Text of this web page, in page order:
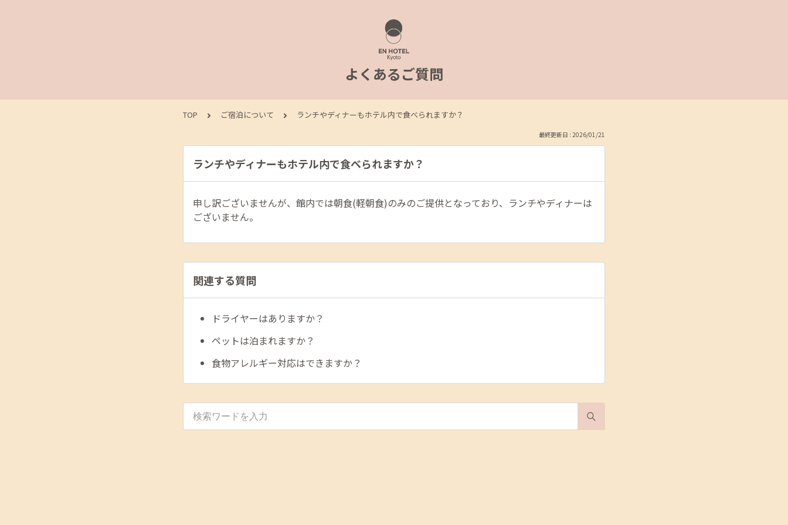
よくあるご質問
TOP ご宿泊について ランチやディナーもホテル内で食べられますか？
最終更新日 : 2026/01/21
ランチやディナーもホテル内で食べられますか？
申し訳ございませんが、館内では朝食(軽朝食)のみのご提供となっており、ランチやディナーは
ございません。
関連する質問
ドライヤーはありますか？
ペットは泊まれますか？
食物アレルギー対応はできますか？